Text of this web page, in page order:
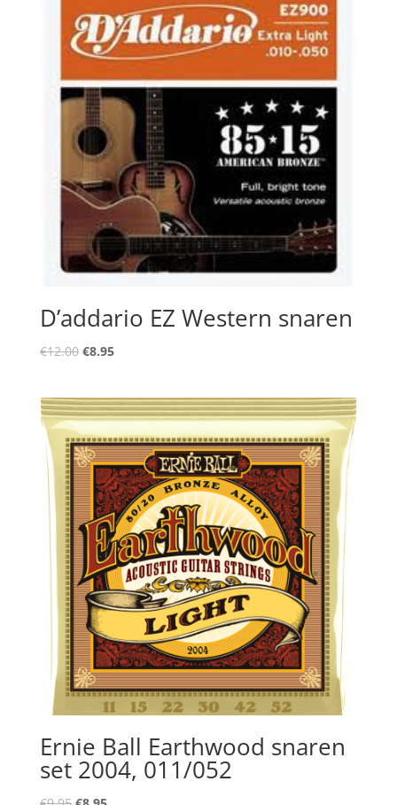
D’addario EZ Western snaren
€12.00 Oorspronkelijke
€12.00.
€8.95Huidige
€8.95.
Ernie Ball Earthwood snaren
set 2004, 011/052